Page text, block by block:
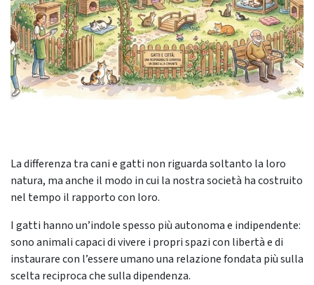
La differenza tra cani e gatti non riguarda soltanto la loro
natura, ma anche il modo in cui la nostra società ha costruito
nel tempo il rapporto con loro.
I gatti hanno un’indole spesso più autonoma e indipendente:
sono animali capaci di vivere i propri spazi con libertà e di
instaurare con l’essere umano una relazione fondata più sulla
scelta reciproca che sulla dipendenza.